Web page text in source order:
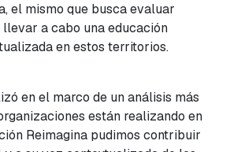
el mismo que busca evaluar
a cabo una educación
en estos territorios.
en el marco de un análisis más
están realizando en
Reimagina pudimos contribuir